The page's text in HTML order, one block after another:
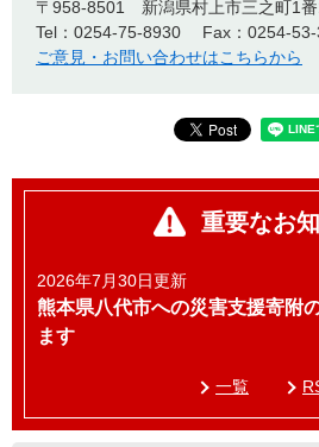
〒958-8501
新潟県村上市三之町1
Tel：0254-75-8930
Fax：0254-
ご意見・お問い合わせはこちらから
重要なお
2026年7月30日更新
熊本県八代市への災害支援寄附
ます
一覧